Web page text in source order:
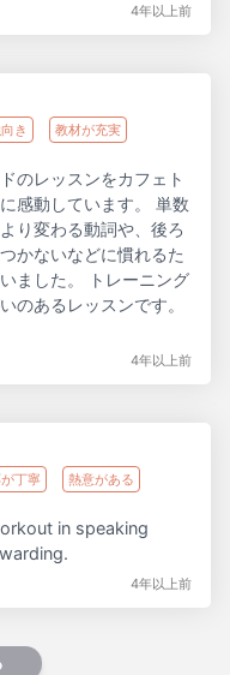
4年以上前
き 教材が充実
のレッスンをカフェト
感動しています。 単数
り変わる動詞や、後ろ
かないなどに慣れるた
ました。 トレーニング
のあるレッスンです。
4年以上前
丁寧 熱意がある
in speaking
4年以上前